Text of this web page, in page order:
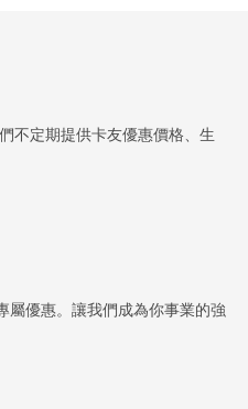
不定期提供卡友優惠價格、生
屬優惠。讓我們成為你事業的強